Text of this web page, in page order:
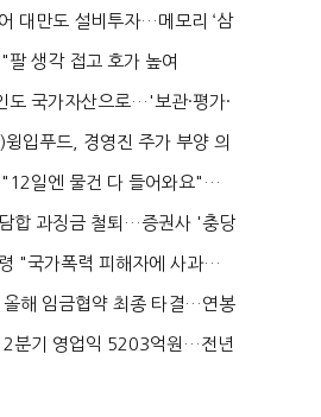
논...
대만도 설비투자…메모리 ‘삼
팔 생각 접고 호가 높여
똘똘한 한 채' 20...
도 국가자산으로…'보관·평가·
은 ...
윙입푸드, 경영진 주가 부양 의
가...
일엔 물건 다 들어와요"…
채우며 문 연 ...
합 과징금 철퇴…증권사 '충당
우려...
"국가폭력 피해자에 사과…
사로 진...
올해 임금협약 최종 타결…연봉
상·격려...
2분기 영업익 5203억원…전년